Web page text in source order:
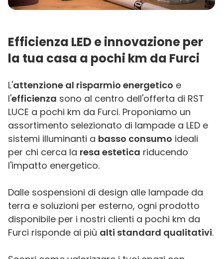
Efficienza LED e innovazione per
la tua casa a pochi km da Furci
L'attenzione al risparmio energetico e
l'efficienza sono al centro dell'offerta di RST
LUCE a pochi km da Furci. Proponiamo un
assortimento selezionato di lampade a LED e
sistemi illuminanti a basso consumo ideali
per chi cerca la resa estetica riducendo
l'impatto energetico.
Dalle sospensioni di design alle lampade da
terra e soluzioni per esterno, ogni prodotto
disponibile per i nostri clienti a pochi km da
Furci risponde ai più alti standard qualitativi.